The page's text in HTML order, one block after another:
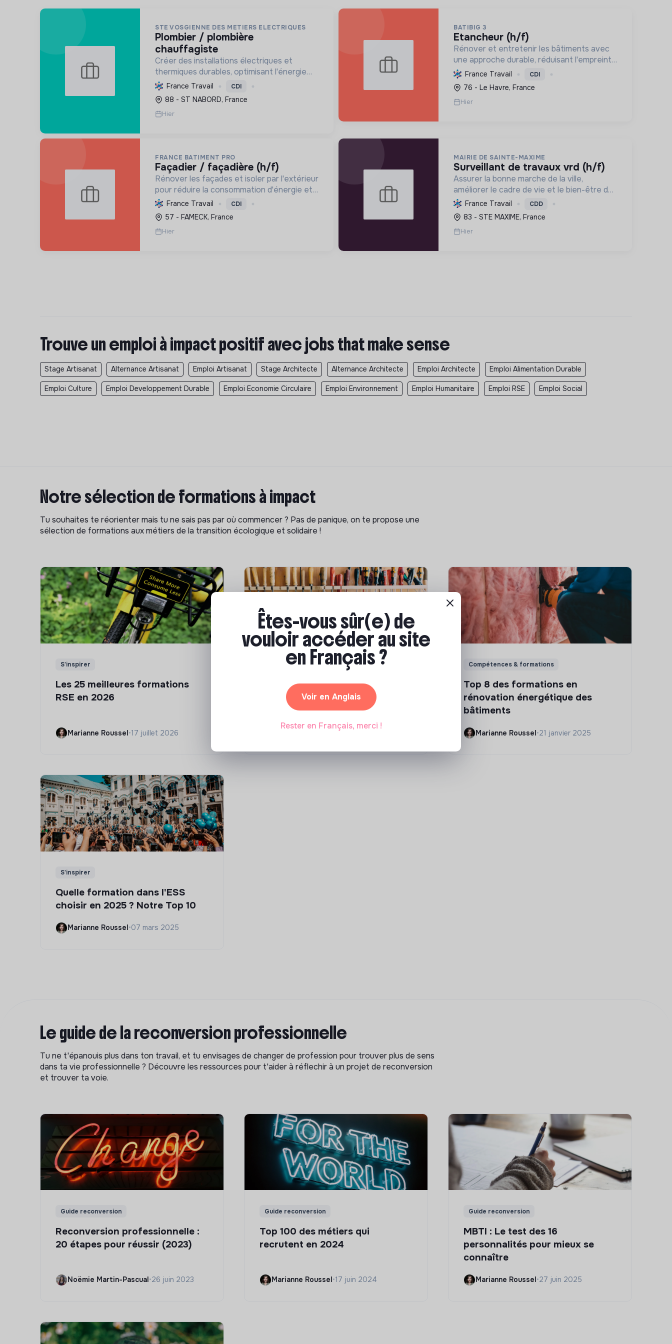
STE VOSGIENNE DES METIERS ELECTRIQUES
plombier / plombière
chauffagiste
Créer des installations électriques et
thermiques durables, optimisant l'énergie
des bâtiments neufs ou rénovés. Faciliter la
transition écologique avec des solutions
renouvelables et la mobilité élec...
France Travail CDI
88 - ST NABORD, France
Hier
BATIBIG 3
etancheur (h/f)
Rénover et entretenir les bâtiments avec
une approche durable, réduisant l'empreinte
environnementale et contribuant au bien-
être des collaborateurs et de la société.
France Travail CDI
76 - Le Havre, France
Hier
FRANCE BATIMENT PRO
façadier / façadière (h/f)
Rénover les façades et isoler par l'extérieur
pour réduire la consommation d'énergie et
l'empreinte carbone des bâtiments,
contribuant à la transition écologique.
Labellisée RGE, l'entreprise garantit...
France Travail CDI
57 - FAMECK, France
Hier
MAIRIE DE SAINTE-MAXIME
surveillant de travaux vrd (h/f)
Assurer la bonne marche de la ville,
améliorer le cadre de vie et le bien-être des
habitants, et s'engager activement dans la
transition écologique et sociale à travers la
gestion des infrastructures.
France Travail CDD
83 - STE MAXIME, France
Hier
Trouve un emploi à impact positif avec jobs that make sense
Stage Artisanat Alternance Artisanat Emploi Artisanat Stage Architecte Alternance Architecte Emploi Architecte Emploi Alimentation Durable
Emploi Culture Emploi Developpement Durable Emploi Economie Circulaire Emploi Environnement Emploi Humanitaire Emploi RSE Emploi Social
Notre sélection de formations à impact
Tu souhaites te réorienter mais tu ne sais pas par où commencer ? Pas de panique, on te propose une
sélection de formations aux métiers de la transition écologique et solidaire !
S'inspirer
Les 25 meilleures formations
RSE en 2026
Marianne Roussel•17 juillet 2026
Compétences & formations
Comment se former à la
transition écologique ?
09 janvier 2024
Compétences & formations
Top 8 des formations en
rénovation énergétique des
bâtiments
Marianne Roussel•21 janvier 2025
S'inspirer
Quelle formation dans l'ESS
choisir en 2025 ? Notre Top 10
Marianne Roussel •07 mars 2025
Le guide de la reconversion professionnelle
Tu ne t'épanouis plus dans ton travail, et tu envisages de changer de profession pour trouver plus de sens
dans ta vie professionnelle ? Découvre les ressources pour t'aider à réflechir à un projet de reconversion
et trouver ta voie.
Guide reconversion
Reconversion professionnelle :
20 étapes pour réussir (2023)
Noëmie Martin-Pascual•26 juin 2023
Guide reconversion
Top 100 des métiers qui
recrutent en 2024
Marianne Roussel•17 juin 2024
Guide reconversion
MBTI : Le test des 16
personnalités pour mieux se
connaître
Marianne Roussel•27 juin 2025
Êtes-vous sûr(e) de
vouloir accéder au site
en Français ?
Voir en Anglais
Rester en Français, merci !